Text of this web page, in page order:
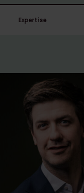
Expertise
Corporate / M&A
Corporate &
Commercial
Dagelijks bestuur
Huurrecht
Litigation
Management team